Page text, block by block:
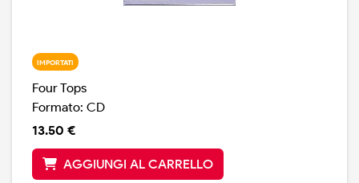
IMPORTATI
Four Tops
Formato: CD
13.50 €
AGGIUNGI AL CARRELLO